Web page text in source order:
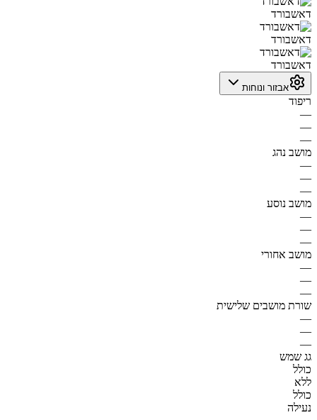
דאשבורד
דאשבורד
דאשבורד
אבזור ונוחות
ריפוד
—
—
—
מושב נהג
—
—
—
מושב נוסע
—
—
—
מושב אחורי
—
—
—
שורת מושבים שלישית
—
—
—
גג שמש
כולל
ללא
כולל
נעילה